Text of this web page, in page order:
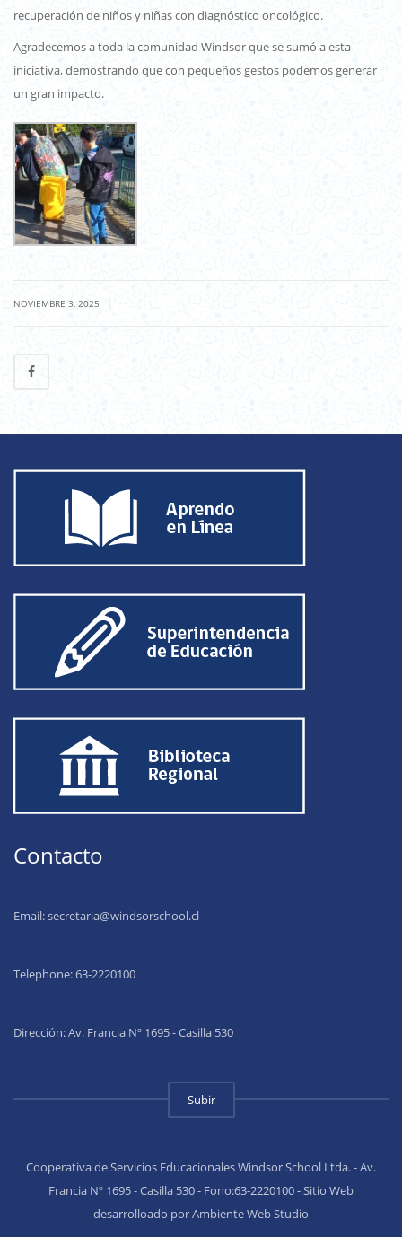
recuperación de niños y niñas con diagnóstico oncológico.
Agradecemos a toda la comunidad Windsor que se sumó a esta
iniciativa, demostrando que con pequeños gestos podemos generar
un gran impacto.
NOVIEMBRE 3, 2025
Contacto
Email:secretaria@windsorschool.cl
Telephone: 63-2220100
Dirección: Av. Francia Nº 1695 - Casilla 530
Subir
Cooperativa de Servicios Educacionales Windsor School Ltda. - Av.
Francia Nº 1695 - Casilla 530 - Fono:63-2220100 - Sitio Web
desarrolloado por Ambiente Web Studio